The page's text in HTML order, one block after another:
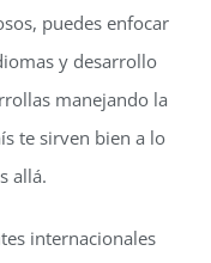
puedes enfocar
y desarrollo
manejando la
te sirven bien a lo
allá.
internacionales